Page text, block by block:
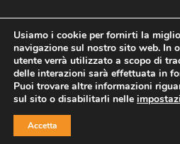
Home Statuto e
Privacy
Cookie Child
Copyright © 2021 AddioPizzo |
Usiamo i cookie per fornirti la
navigazione sul nostro sito web. In
utente verrà utilizzato a scopo di
delle interazioni sarà effettuata in
Puoi trovare altre informazioni
sul sito o disabilitarli nelle
Accetta